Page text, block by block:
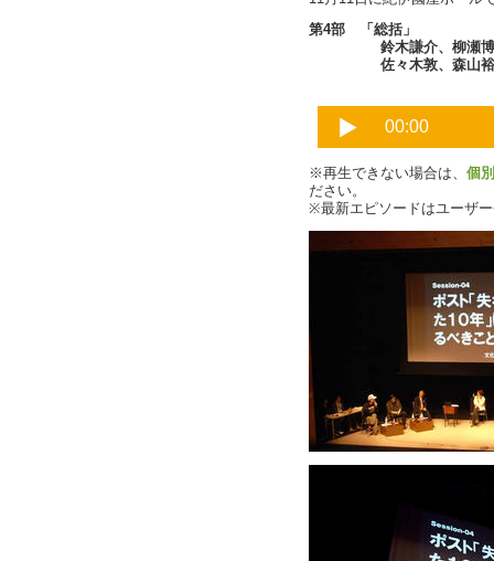
第4部 「総括」
鈴木謙介、柳瀬博一、
佐々木敦、森山
※再生できない場合は、 個
ださい。
※最新エピソードはユーザ